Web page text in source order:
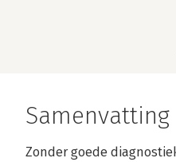
Samenvatting
Zonder goede